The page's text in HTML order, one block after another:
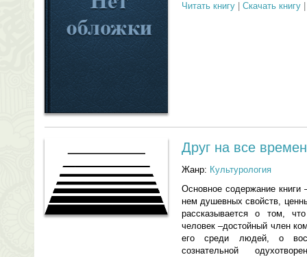
Читать книгу Скачать книгу
Друг на все
Жанр: Культурология
Основное содержание книги
нем душевных свойств,
рассказывается о том,
человек –достойный член
его среди людей, о
сознательной